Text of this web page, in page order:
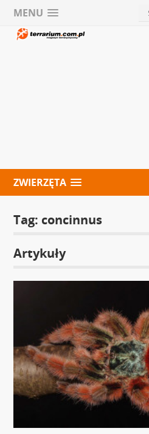
MENU
ZWIERZĘTA
Tag: concinnus
Artykuły